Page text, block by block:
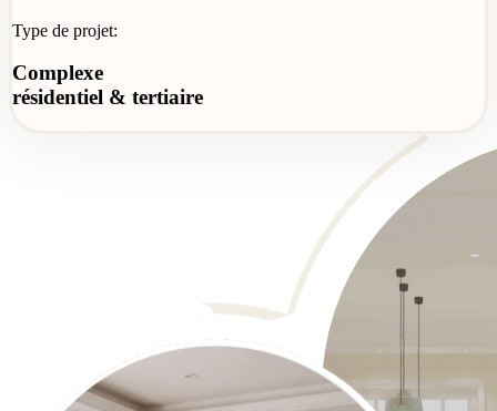
Type de projet:
Complexe
résidentiel & tertiaire